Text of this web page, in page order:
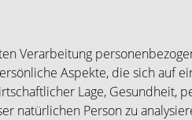
Verarbeitung
Aspekte, die sich auf
Lage, Gesundheit,
natürlichen Person zu